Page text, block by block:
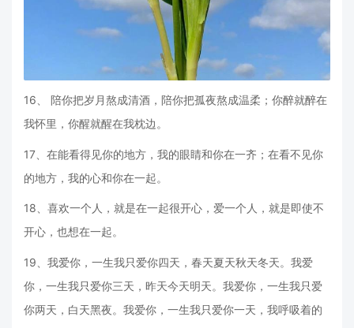
16、 陪你把岁月熬成清酒，陪你把孤夜熬成温柔；你醉就醉在
我怀里，你醒就醒在我枕边。
17、在能看得见你的地方，我的眼睛和你在一齐；在看不见你
的地方，我的心和你在一起。
18、喜欢一个人，就是在一起很开心，爱一个人，就是即使不
开心，也想在一起。
19、我爱你，一生我只爱你四天，春天夏天秋天冬天。我爱
你，一生我只爱你三天，昨天今天明天。我爱你，一生我只爱
你两天，白天黑夜。我爱你，一生我只爱你一天，我呼吸着的